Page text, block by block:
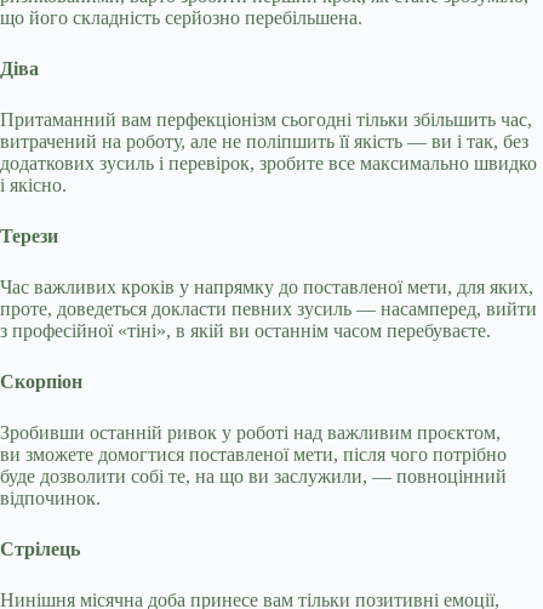
що його складність серйозно перебільшена.
Діва
Притаманний вам перфекціонізм сьогодні тільки збільшить час,
витрачений на роботу, але не поліпшить її якість — ви і так, без
додаткових зусиль і перевірок, зробите все максимально швидко
і якісно.
Терези
Час важливих кроків у напрямку до поставленої мети, для яких,
проте, доведеться докласти певних зусиль — насамперед, вийти
з професійної «тіні», в якій ви останнім часом перебуваєте.
Скорпіон
Зробивши останній ривок у роботі над важливим проєктом,
ви зможете домогтися поставленої мети, після чого потрібно
буде дозволити собі те, на що ви заслужили, — повноцінний
відпочинок.
Стрілець
Нинішня місячна доба принесе вам тільки позитивні емоції,